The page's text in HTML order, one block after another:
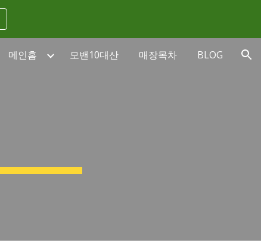
메인홈 모밴10대산 매장목차 BLOG